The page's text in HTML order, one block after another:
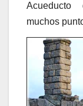
Acueducto
muchos